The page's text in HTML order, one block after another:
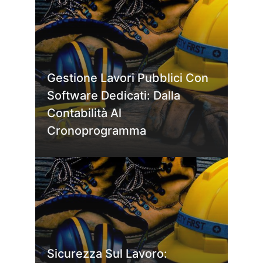
Gestione Lavori Pubblici Con
Software Dedicati: Dalla
Contabilità Al
Cronoprogramma
Sicurezza Sul Lavoro: